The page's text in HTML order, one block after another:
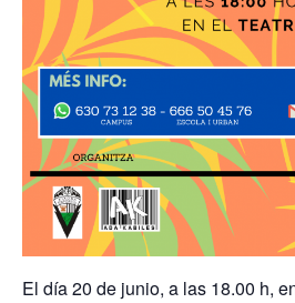
El día 20 de junio, a las 18.00 h,